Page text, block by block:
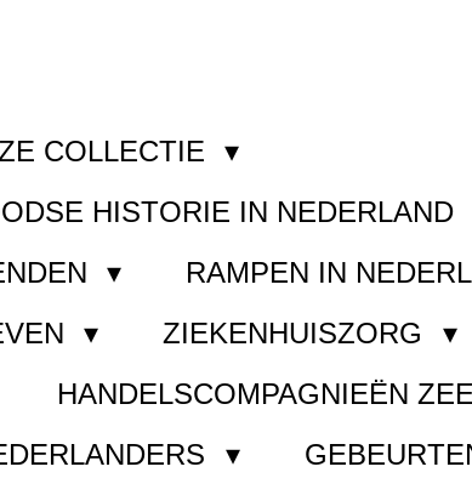
COLLECTIE
HISTORIE IN NEDERLAND
RAMPEN IN
ZIEKENHUISZORG
HANDELSCOMPAGNIEËN